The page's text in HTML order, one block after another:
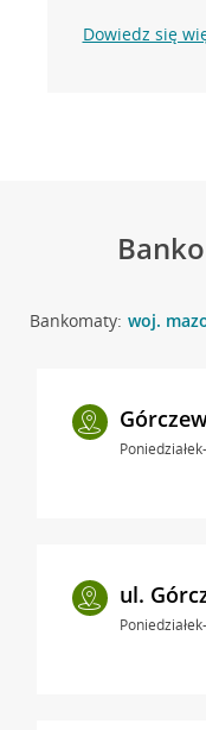
Dowiedz się
Bankomaty: woj.
ul.